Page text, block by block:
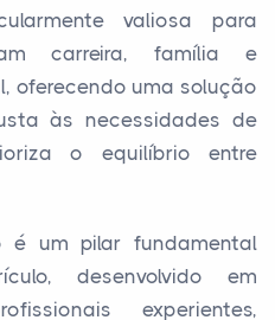
valiosa para
carreira, família e
oferecendo uma solução
às necessidades de
o equilíbrio entre
um pilar fundamental
desenvolvido em
experientes,